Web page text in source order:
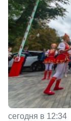
сегодня в 12:34